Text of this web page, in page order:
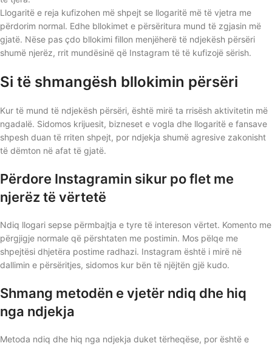
Llogaritë e reja kufizohen më shpejt se llogaritë më të vjetra me
përdorim normal. Edhe bllokimet e përsëritura mund të zgjasin më
gjatë. Nëse pas çdo bllokimi fillon menjëherë të ndjekësh përsëri
shumë njerëz, rrit mundësinë që Instagram të të kufizojë sërish.
Si të shmangësh bllokimin përsëri
Kur të mund të ndjekësh përsëri, është mirë ta rrisësh aktivitetin më
ngadalë. Sidomos krijuesit, bizneset e vogla dhe llogaritë e fansave
shpesh duan të rriten shpejt, por ndjekja shumë agresive zakonisht
të dëmton në afat të gjatë.
Përdore Instagramin sikur po flet me
njerëz të vërtetë
Ndiq llogari sepse përmbajtja e tyre të intereson vërtet. Komento me
përgjigje normale që përshtaten me postimin. Mos pëlqe me
shpejtësi dhjetëra postime radhazi. Instagram është i mirë në
dallimin e përsëritjes, sidomos kur bën të njëjtën gjë kudo.
Shmang metodën e vjetër ndiq dhe hiq
nga ndjekja
Metoda ndiq dhe hiq nga ndjekja duket tërheqëse, por është e